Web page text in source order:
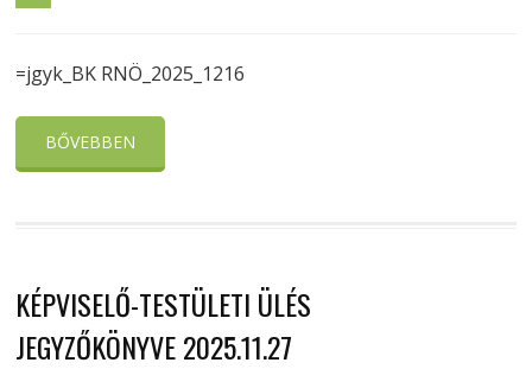
=jgyk_BK RNÖ_2025_1216
BŐVEBBEN
KÉPVISELŐ-TESTÜLETI ÜLÉS
JEGYZŐKÖNYVE 2025.11.27